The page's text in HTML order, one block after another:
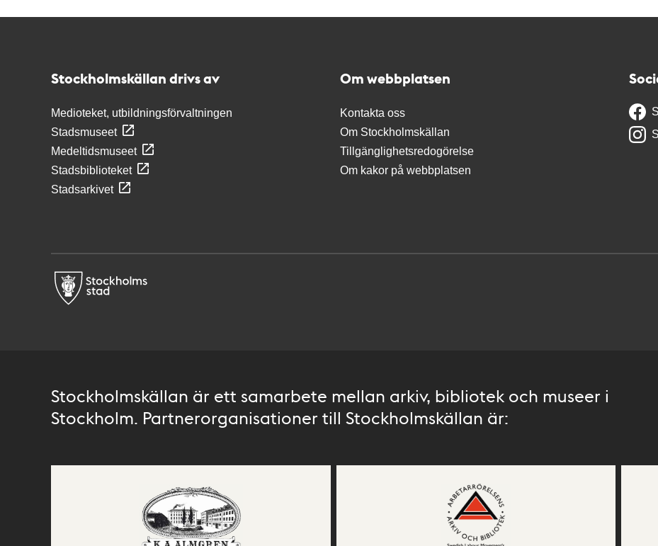
Stockholmskällan drivs av
Medioteket, utbildningsförvaltningen
Stadsmuseet
Medeltidsmuseet
Stadsbiblioteket
Stadsarkivet
Om webbplatsen
Kontakta oss
Om Stockholmskällan
Tillgänglighetsredogörelse
Om kakor på webbplatsen
Stockholmskällan är ett samarbete mellan arkiv, bibliotek och museer i
Stockholm. Partnerorganisationer till Stockholmskällan är: